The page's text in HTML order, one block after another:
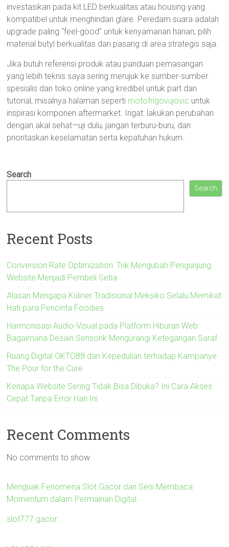
investasikan pada kit LED berkualitas atau housing yang
kompatibel untuk menghindari glare. Peredam suara adalah
upgrade paling “feel-good” untuk kenyamanan harian; pilih
material butyl berkualitas dan pasang di area strategis saja.
Jika butuh referensi produk atau panduan pemasangan
yang lebih teknis saya sering merujuk ke sumber-sumber
spesialis dan toko online yang kredibel untuk part dan
tutorial, misalnya halaman seperti motofrigovujovic untuk
inspirasi komponen aftermarket. Ingat: lakukan perubahan
dengan akal sehat—uji dulu, jangan terburu-buru, dan
prioritaskan keselamatan serta kepatuhan hukum.
Search
Search
Recent Posts
Conversion Rate Optimization: Trik Mengubah Pengunjung
Website Menjadi Pembeli Setia
Alasan Mengapa Kuliner Tradisional Meksiko Selalu Memikat
Hati para Pencinta Foodies
Harmonisasi Audio-Visual pada Platform Hiburan Web:
Bagaimana Desain Sensorik Mengurangi Ketegangan Saraf
Ruang Digital OKTO88 dan Kepedulian terhadap Kampanye
The Pour for the Cure
Kenapa Website Sering Tidak Bisa Dibuka? Ini Cara Akses
Cepat Tanpa Error Hari Ini
Recent Comments
No comments to show.
Menguak Fenomena Slot Gacor dan Seni Membaca
Momentum dalam Permainan Digital
slot777 gacor